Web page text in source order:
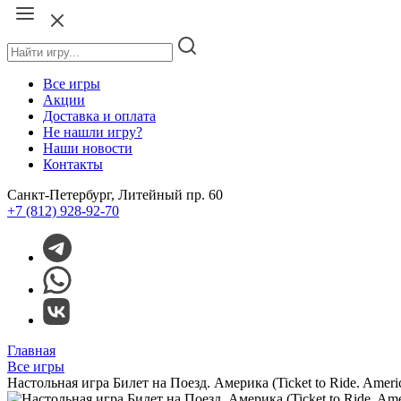
Все игры
Акции
Доставка и оплата
Не нашли игру?
Наши новости
Контакты
Санкт-Петербург, Литейный пр. 60
+7 (812) 928-92-70
Главная
Все игры
Настольная игра Билет на Поезд. Америка (Ticket to Ride.